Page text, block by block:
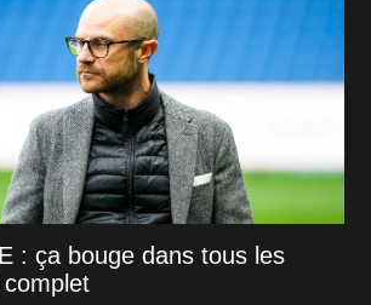
: ça bouge dans tous les